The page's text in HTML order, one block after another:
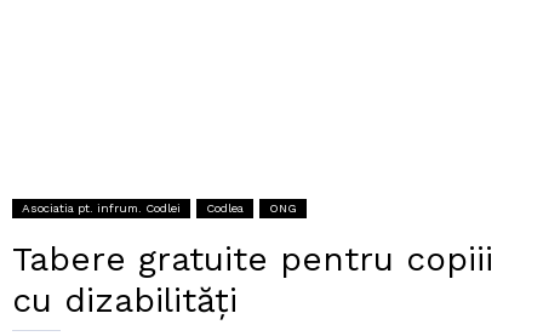
Asociatia pt. infrum. Codlei Codlea ONG
Tabere gratuite pentru copiii
cu dizabilități